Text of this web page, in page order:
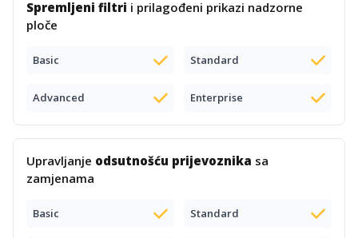
Spremljeni filtri i prilagođeni prikazi nadzorne
ploče
Basic Standard
Advanced Enterprise
Upravljanje odsutnošću prijevoznika sa
zamjenama
Basic Standard